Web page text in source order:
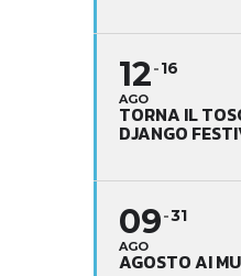
12
AGO
16
TORNA IL
DJANGO
09
AGO
31
AGOSTO AI